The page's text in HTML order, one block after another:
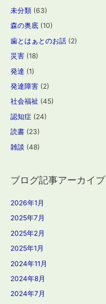
未分類 (63)
森の奥底 (10)
歯とはぁとのお話 (2)
災害 (18)
発達 (1)
発達障害 (2)
社会福祉 (45)
認知症 (24)
読書 (23)
雑談 (48)
ブログ記事アーカイブ
2026年1月
2025年7月
2025年2月
2025年1月
2024年11月
2024年8月
2024年7月